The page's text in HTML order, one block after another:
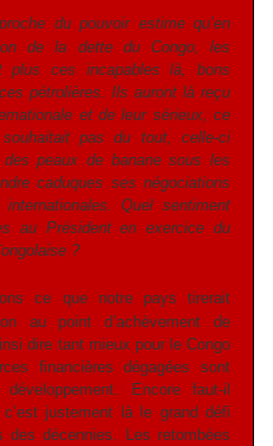
du pouvoir estime qu’en
de la dette du Congo, les
plus ces incapables là, bons
pétrolières. Ils auront là reçu
et de leur sérieux, ce
souhaitait pas du tout, celle-ci
peaux de banane sous les
caduques ses négociations
Quel sentiment
au Président en exercice du
?
ce que notre pays tirerait
au point d’achèvement de
dire tant mieux pour le Congo
financières dégagées sont
Encore faut-il
justement là le grand défi
décennies. Les retombées